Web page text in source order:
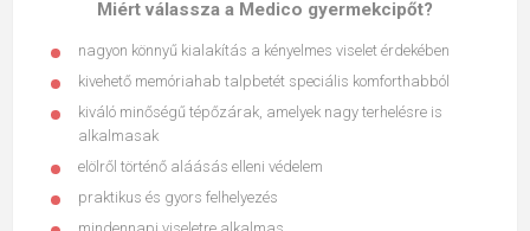
Miért válassza a Medico gyermekcipőt?
nagyon könnyű kialakítás a kényelmes viselet érdekében
kivehető memóriahab talpbetét speciális komforthabból
kiváló minőségű tépőzárak, amelyek nagy terhelésre is
alkalmasak
elölről történő aláásás elleni védelem
praktikus és gyors felhelyezés